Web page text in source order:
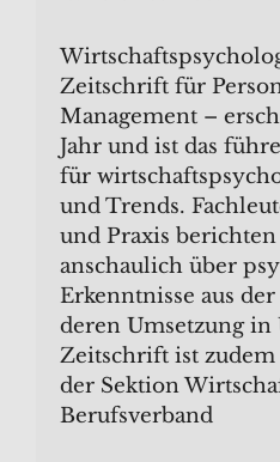
Zeitschrift für
Management –
Jahr und ist das
für
und Trends.
und Praxis
anschaulich über
Erkenntnisse aus
deren Umsetzung
Zeitschrift ist zudem
der Sektion
Berufsverband